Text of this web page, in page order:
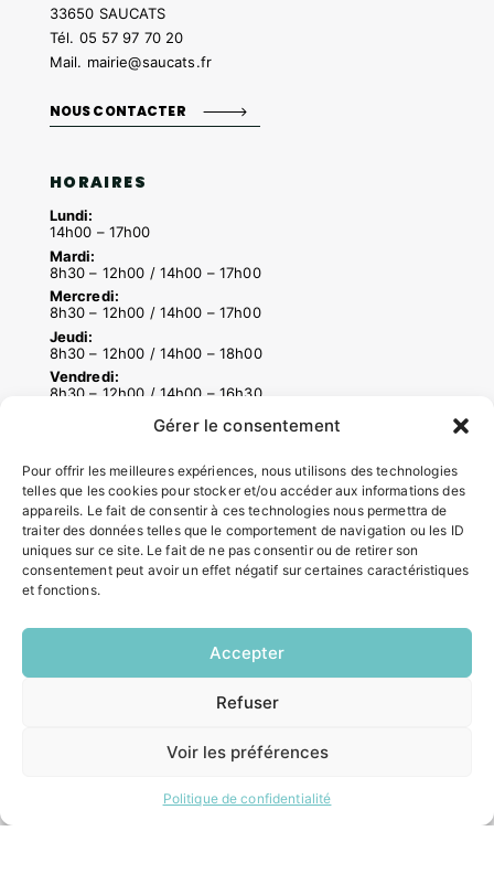
Gérer le consentement
Pour offrir les meilleures expériences, nous utilisons des technologies
telles que les cookies pour stocker et/ou accéder aux informations des
appareils. Le fait de consentir à ces technologies nous permettra de
traiter des données telles que le comportement de navigation ou les ID
uniques sur ce site. Le fait de ne pas consentir ou de retirer son
consentement peut avoir un effet négatif sur certaines caractéristiques
et fonctions.
Accepter
Refuser
Voir les préférences
Politique de confidentialité
33650 SAUCATS
Tél. 05 57 97 70 20
Mail. mairie@saucats.fr
NOUS CONTACTER
HORAIRES
Lundi:
14h00 – 17h00
Mardi:
8h30 – 12h00 / 14h00 – 17h00
Mercredi:
8h30 – 12h00 / 14h00 – 17h00
Jeudi:
8h30 – 12h00 / 14h00 – 18h00
Vendredi:
8h30 – 12h00 / 14h00 – 16h30
ACCÉS RAPIDES
Contacter la mairie
Pôle santé
Le Saucatais
Formalités administratives
Restauration scolaire
INFORMATIONS LÉGALES
Politique de confidentialité